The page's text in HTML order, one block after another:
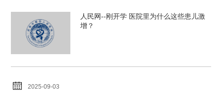
人民网--刚开学 医院里为什么这些患儿激
增？
2025-09-03